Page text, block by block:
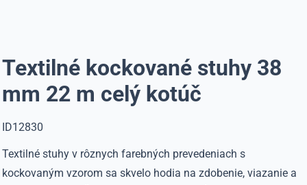
Textilné kockované stuhy 38
mm 22 m celý kotúč
ID12830
Textilné stuhy v rôznych farebných prevedeniach s
kockovaným vzorom sa skvelo hodia na zdobenie, viazanie a